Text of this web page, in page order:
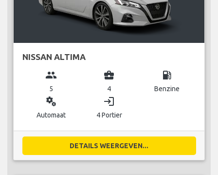
NISSAN ALTIMA
group
5
business_center
4
local_gas_station
Benzine
miscellaneous_services
Automaat
login
4 Portier
DETAILS WEERGEVEN...